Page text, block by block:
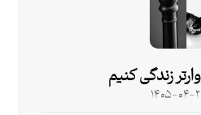
زندگی کنیم
۰۴-۲۰